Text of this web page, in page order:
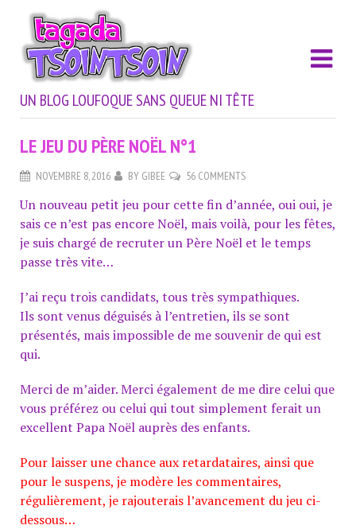
UN BLOG LOUFOQUE SANS QUEUE NI TÊTE
LE JEU DU PÈRE NOËL N°1
NOVEMBRE 8, 2016 BY GIBEE 56 COMMENTS
Un nouveau petit jeu pour cette fin d’année, oui oui, je
sais ce n’est pas encore Noël, mais voilà, pour les fêtes,
je suis chargé de recruter un Père Noël et le temps
passe très vite…
J’ai reçu trois candidats, tous très sympathiques.
Ils sont venus déguisés à l’entretien, ils se sont
présentés, maisimpossible de me souvenir de qui est
qui.
Merci de m’aider.Merci également de me dire celui que
vous préférez ou celui qui tout simplement ferait un
excellent Papa Noël auprès des enfants.
Pour laisser une chance aux retardataires, ainsi que
pour le suspens, je modère les commentaires,
régulièrement, je rajouterais l’avancement du jeu ci-
dessous…